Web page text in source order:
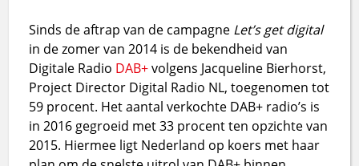
Sinds de aftrap van de campagne Let’s get digital
in de zomer van 2014 is de bekendheid van
Digitale Radio DAB+volgens Jacqueline Bierhorst,
Project Director Digital Radio NL, toegenomen tot
59 procent. Het aantal verkochte DAB+ radio’s is
in 2016 gegroeid met 33 procent ten opzichte van
2015. Hiermee ligt Nederland op koers met haar